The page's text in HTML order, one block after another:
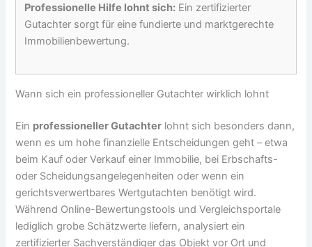
Professionelle Hilfe lohnt sich: Ein zertifizierter
Gutachter sorgt für eine fundierte und marktgerechte
Immobilienbewertung.
Wann sich ein professioneller Gutachter wirklich lohnt
Ein professioneller Gutachter lohnt sich besonders dann,
wenn es um hohe finanzielle Entscheidungen geht – etwa
beim Kauf oder Verkauf einer Immobilie, bei Erbschafts-
oder Scheidungsangelegenheiten oder wenn ein
gerichtsverwertbares Wertgutachten benötigt wird.
Während Online-Bewertungstools und Vergleichsportale
lediglich grobe Schätzwerte liefern, analysiert ein
zertifizierter Sachverständiger das Objekt vor Ort und